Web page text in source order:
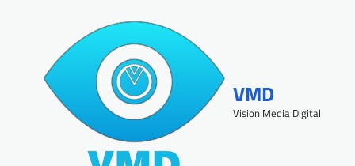
VMD
Vision Media Digital